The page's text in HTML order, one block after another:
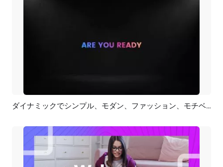
プレビュー AI再生成 ダイナミックでシンプル、モダン、ファッション、モチベーションアップ、オンラインデザインコース、ビジネスプロモーション